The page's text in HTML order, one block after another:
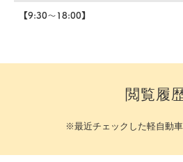
【9:30～18:00】
閲覧履
※最近チェックした軽自動車